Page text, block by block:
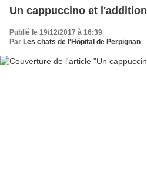
Un cappuccino et l'addition
Publié le 19/12/2017 à 16:39
Par Les chats de l'Hôpital de Perpignan